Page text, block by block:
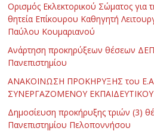
Ορισμός Εκλεκτορικού Σώματος για
θητεία Επίκουρου Καθηγητή
Παύλου Κουμαριανού
Ανάρτηση προκηρύξεων θέσεων ΔΕΠ
Πανεπιστημίου
ΑΝΑΚΟΙΝΩΣΗ ΠΡΟΚΗΡΥΞΗΣ του
ΣΥΝΕΡΓΑΖΟΜΕΝΟΥ
Δημοσίευση προκήρυξης τριών (3)
Πανεπιστημίου Πελοποννήσου